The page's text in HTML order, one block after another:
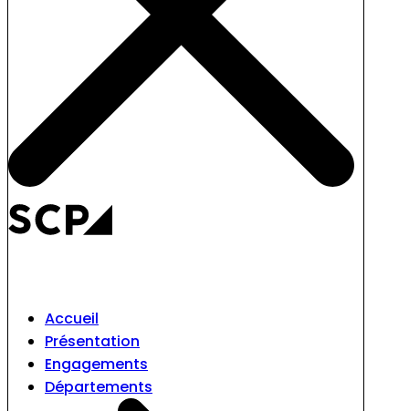
Accueil
Présentation
Engagements
Départements